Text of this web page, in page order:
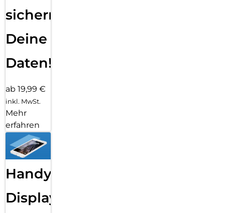
sichern
Deine
Daten!
ab 19,99 €
inkl. MwSt.
Mehr
erfahren
Handy
Displayfolie